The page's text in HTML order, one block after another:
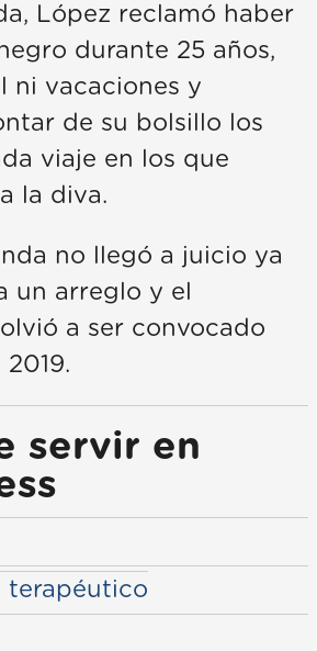
López reclamó haber
durante 25 años,
ni vacaciones y
de su bolsillo los
viaje en los que
la diva.
no llegó a juicio ya
un arreglo y el
a ser convocado
servir en
terapéutico